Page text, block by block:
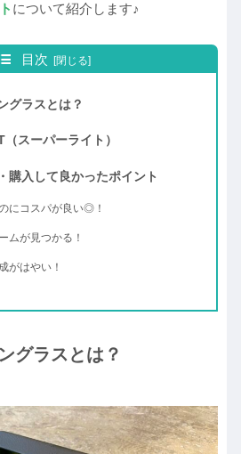
について紹介します♪
目次
グラスとは？
スーパーライト）
購入して良かったポイント
にコスパが良い◎！
ムが見つかる！
がはやい！
グラスとは？